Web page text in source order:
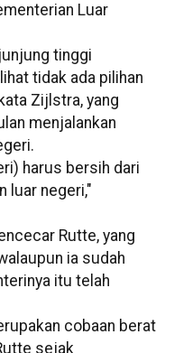
Luar
tinggi
tidak ada pilihan
Zijlstra, yang
menjalankan
harus bersih dari
luar negeri,"
Rutte, yang
ia sudah
itu telah
cobaan berat
sejak